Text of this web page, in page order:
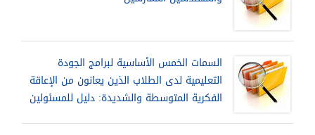
السمات الخمس الأساسية لبرامج الجودة
التعليمية لدى الطلاب الذين يعانون من الإعاقة
الفكرية المتوسطة والشديدة: دليل للمسئولين